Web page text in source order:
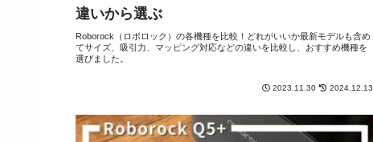
違いから選ぶ
Roborock（ロボロック）の各機種を比較！どれがいいか最新モデルも含め
てサイズ、吸引力、マッピング対応などの違いを比較し、おすすめ機種を
選びました。
2023.11.30 2024.12.13